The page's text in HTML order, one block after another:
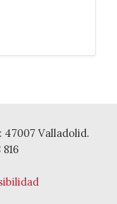
47007 Valladolid.